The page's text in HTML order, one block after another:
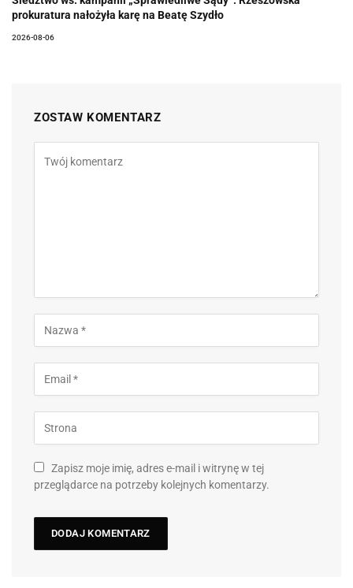
prokuratura nałożyła karę na Beatę Szydło
2026-08-06
ZOSTAW KOMENTARZ
Zapisz moje imię, adres e-mail i witrynę w tej
przeglądarce na potrzeby kolejnych komentarzy.